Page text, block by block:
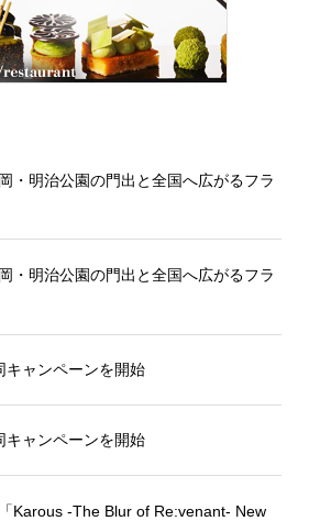
・明治公園の門出と全国へ広がるフラ
・明治公園の門出と全国へ広がるフラ
キャンペーンを開始
キャンペーンを開始
Karous -The Blur of Re:venant- New